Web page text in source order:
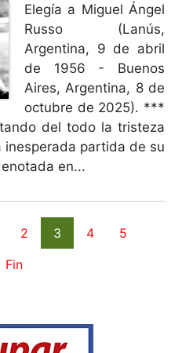
Elegía a Miguel Ángel
Russo (Lanús,
Argentina, 9 de abril
de 1956 - Buenos
Aires, Argentina, 8 de
octubre de 2025). ***
del todo la tristeza
inesperada partida de su
en...
2 3 4
5
Fin